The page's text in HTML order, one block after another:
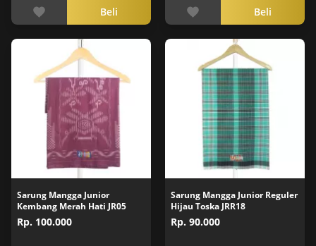
Beli Beli
Sarung Mangga Junior
Kembang Merah Hati JR05
Rp. 100.000
Sarung Mangga Junior Reguler
Hijau Toska JRR18
Rp. 90.000